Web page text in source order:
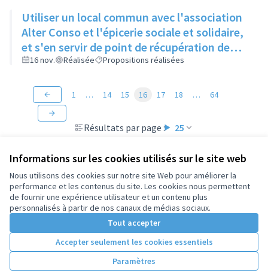
Informations sur les cookies utilisés sur le site web
Nous utilisons des cookies sur notre site Web pour améliorer la
performance et les contenus du site. Les cookies nous permettent
de fournir une expérience utilisateur et un contenu plus
personnalisés à partir de nos canaux de médias sociaux.
Tout accepter
Accepter seulement les cookies essentiels
Paramètres
Utiliser un local commun avec l'association
Alter Conso et l'épicerie sociale et solidaire,
et s'en servir de point de récupération de
paniers de producteurs
16 nov. Réalisée Propositions réalisées
Résultats par page : 25
1 … 14 15 16 17 18 … 64
Conditions d'utilisation
Paramètres des cookies
(Lien externe)Open Source Politics
(Lien externe)
grâce au
Decidim
.
Licence
(Lien